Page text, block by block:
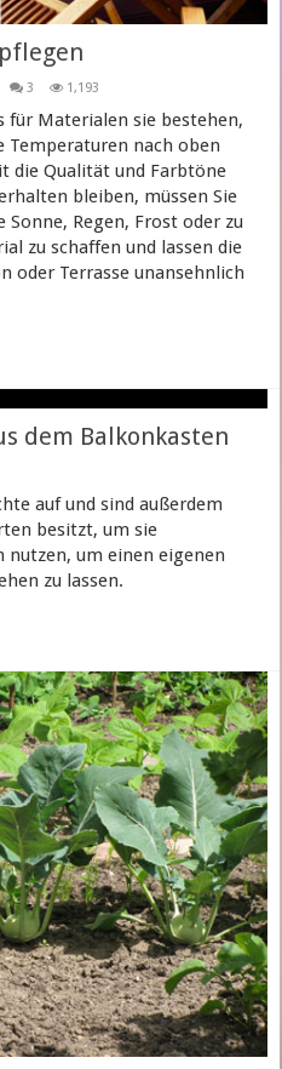
3 1,193
für Materialen sie bestehen,
Temperaturen nach oben
die Qualität und Farbtöne
bleiben, müssen Sie
Regen, Frost oder zu
zu schaffen und lassen die
oder Terrasse unansehnlich
dem Balkonkasten
auf und sind außerdem
besitzt, um sie
nutzen, um einen eigenen
zu lassen.